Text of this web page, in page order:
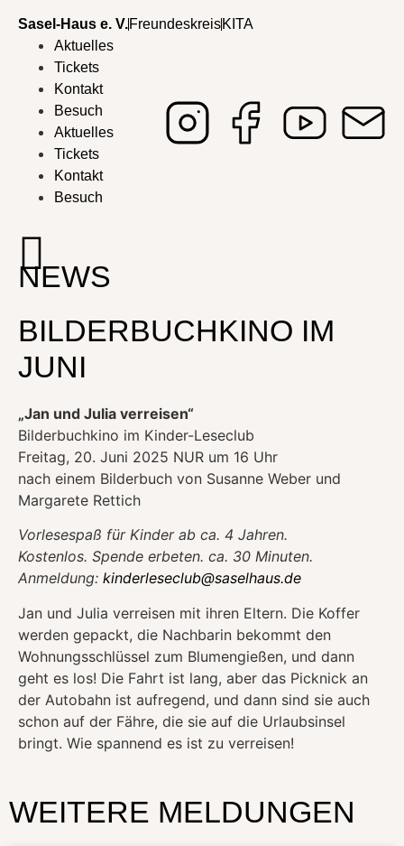
Sasel-Haus e. V.FreundeskreisKITA
Aktuelles
Tickets
Kontakt
Besuch
Aktuelles
Tickets
Kontakt
Besuch
NEWS
BILDERBUCHKINO IM
JUNI
„Jan und Julia verreisen“
Bilderbuchkino im Kinder-Leseclub
Freitag, 20. Juni 2025 NUR um 16 Uhr
nach einem Bilderbuch von Susanne Weber und
Margarete Rettich
Vorlesespaß für Kinder ab ca. 4 Jahren.
Kostenlos. Spende erbeten. ca. 30 Minuten.
Anmeldung: kinderleseclub@saselhaus.de
Jan und Julia verreisen mit ihren Eltern. Die Koffer
werden gepackt, die Nachbarin bekommt den
Wohnungsschlüssel zum Blumengießen, und dann
geht es los! Die Fahrt ist lang, aber das Picknick an
der Autobahn ist aufregend, und dann sind sie auch
schon auf der Fähre, die sie auf die Urlaubsinsel
bringt. Wie spannend es ist zu verreisen!
WEITERE MELDUNGEN